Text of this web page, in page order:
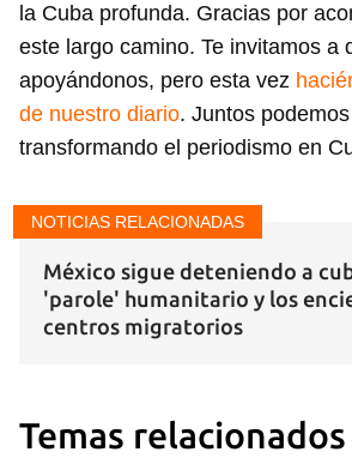
la Cuba profunda. Gracias por
este largo camino. Te invitamos a
apoyándonos, pero esta vez
de nuestro diario. Juntos
transformando el periodismo en
NOTICIAS RELACIONADAS
México sigue deteniendo a
'parole' humanitario y los
centros migratorios
Temas relacionados